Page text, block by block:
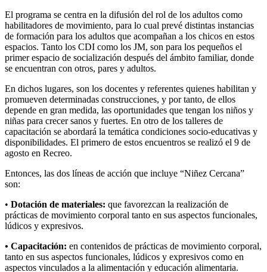
El programa se centra en la difusión del rol de los adultos como
habilitadores de movimiento, para lo cual prevé distintas instancias
de formación para los adultos que acompañan a los chicos en estos
espacios. Tanto los CDI como los JM, son para los pequeños el
primer espacio de socialización después del ámbito familiar, donde
se encuentran con otros, pares y adultos.
En dichos lugares, son los docentes y referentes quienes habilitan y
promueven determinadas construcciones, y por tanto, de ellos
depende en gran medida, las oportunidades que tengan los niños y
niñas para crecer sanos y fuertes. En otro de los talleres de
capacitación se abordará la temática condiciones socio-educativas y
disponibilidades. El primero de estos encuentros se realizó el 9 de
agosto en Recreo.
Entonces, las dos líneas de acción que incluye “Niñez Cercana”
son:
• Dotación de materiales: que favorezcan la realización de
prácticas de movimiento corporal tanto en sus aspectos funcionales,
lúdicos y expresivos.
• Capacitación: en contenidos de prácticas de movimiento corporal,
tanto en sus aspectos funcionales, lúdicos y expresivos como en
aspectos vinculados a la alimentación y educación alimentaria.